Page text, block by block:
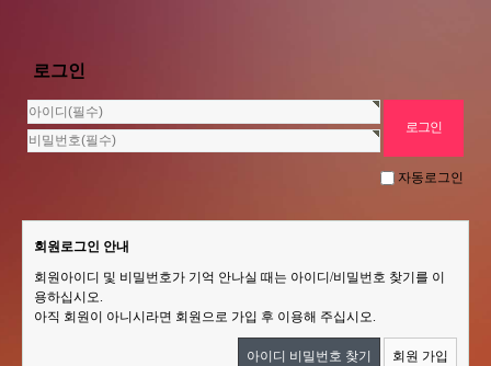
로그인
자동로그인
회원로그인 안내
회원아이디 및 비밀번호가 기억 안나실 때는 아이디/비밀번호 찾기를 이
용하십시오.
아직 회원이 아니시라면 회원으로 가입 후 이용해 주십시오.
아이디 비밀번호 찾기 회원 가입